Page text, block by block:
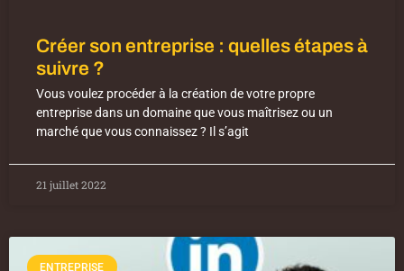
Créer son entreprise : quelles étapes à
suivre ?
Vous voulez procéder à la création de votre propre
entreprise dans un domaine que vous maîtrisez ou un
marché que vous connaissez ? Il s’agit
21 juillet 2022
ENTREPRISE